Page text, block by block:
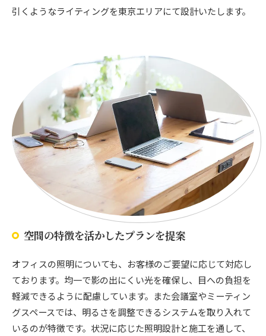
引くようなライティングを東京エリアにて設計いたします。
空間の特徴を活かしたプランを提案
オフィスの照明についても、お客様のご要望に応じて対応し
ております。均一で影の出にくい光を確保し、目への負担を
軽減できるように配慮しています。また会議室やミーティン
グスペースでは、明るさを調整できるシステムを取り入れて
いるのが特徴です。状況に応じた照明設計と施工を通して、